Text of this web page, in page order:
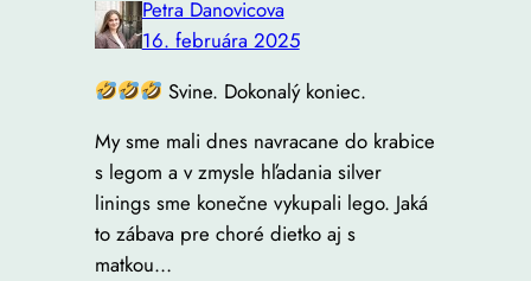
Petra Danovicova
16. februára 2025
Svine. Dokonalý koniec.
My sme mali dnes navracane do krabice
s legom a v zmysle hľadania silver
linings sme konečne vykupali lego. Jaká
to zábava pre choré dietko aj s
matkou…